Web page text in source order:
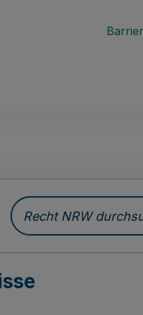
Recht NRW